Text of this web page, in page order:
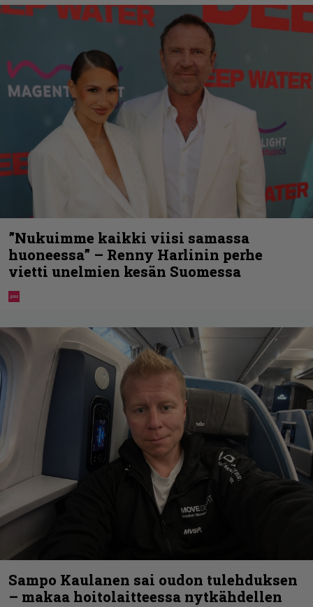
”Nukuimme kaikki viisi samassa
huoneessa” – Renny Harlinin perhe
vietti unelmien kesän Suomessa
Sampo Kaulanen sai oudon tulehduksen
– makaa hoitolaitteessa nytkähdellen